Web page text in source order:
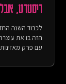
ריסטרט,
הזה בו את
עם פרק
להתחיל מחדש.